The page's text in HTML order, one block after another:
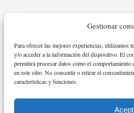
Gestionar
Para ofrecer las mejores experiencias, utilizamos
y/o acceder a la información del dispositivo. El
permitirá procesar datos como el
en este sitio. No consentir o retirar el
características y funciones.